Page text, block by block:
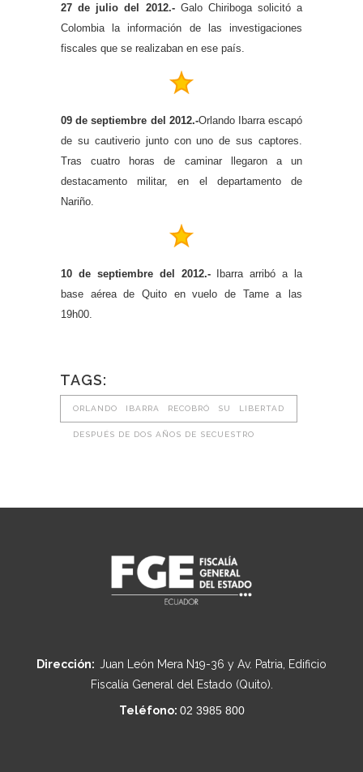
27 de julio del 2012.- Galo Chiriboga solicitó a
Colombia la información de las investigaciones
fiscales que se realizaban en ese país.
09 de septiembre del 2012­.-Orlando Ibarra escapó
de su cautiverio junto con uno de sus captores.
Tras cuatro horas de caminar llegaron a un
destacamento militar, en el departamento de
Nariño.
10 de septiembre del 2012.-Ibarra arribó a la
base aérea de Quito en vuelo de Tame a las
19h00.
TAGS:
ORLANDO IBARRA RECOBRÓ SU LIBERTAD
DESPUÉS DE DOS AÑOS DE SECUESTRO
Dirección: Juan León Mera N19-36 y Av. Patria, Edificio
Fiscalía General del Estado (Quito).
Teléfono: 02 3985 800